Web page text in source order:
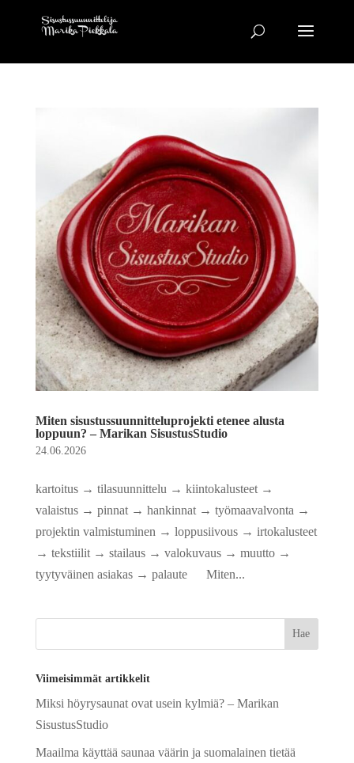
Miten sisustussuunnitteluprojekti etenee alusta
loppuun? – Marikan SisustusStudio
24.06.2026
kartoitus → tilasuunnittelu → kiintokalusteet →
valaistus → pinnat → hankinnat → työmaavalvonta →
projektin valmistuminen → loppusiivous → irtokalusteet
→ tekstiilit → stailaus → valokuvaus → muutto →
tyytyväinen asiakas → palaute Miten...
Viimeisimmät artikkelit
Miksi höyrysaunat ovat usein kylmiä? – Marikan
SisustusStudio
Maailma käyttää saunaa väärin ja suomalainen tietää